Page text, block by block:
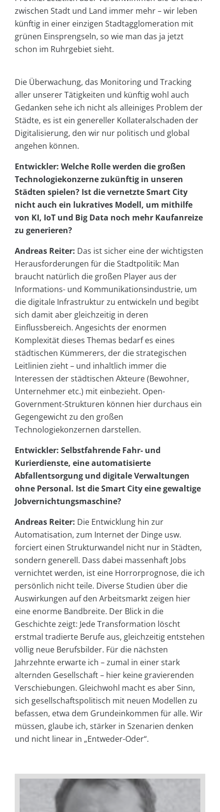
zwischen Stadt und Land immer mehr – wir leben
künftig in einer einzigen Stadtagglomeration mit
grünen Einsprengseln, so wie man das ja jetzt
schon im Ruhrgebiet sieht.
Die Überwachung, das Monitoring und Tracking
aller unserer Tätigkeiten und künftig wohl auch
Gedanken sehe ich nicht als alleiniges Problem der
Städte, es ist ein genereller Kollateralschaden der
Digitalisierung, den wir nur politisch und global
angehen können.
Entwickler: Welche Rolle werden die großen
Technologiekonzerne zukünftig in unseren
Städten spielen? Ist die vernetzte Smart City
nicht auch ein lukratives Modell, um mithilfe
von KI, IoT und Big Data noch mehr Kaufanreize
zu generieren?
Andreas Reiter: Das ist sicher eine der wichtigsten
Herausforderungen für die Stadtpolitik: Man
braucht natürlich die großen Player aus der
Informations- und Kommunikationsindustrie, um
die digitale Infrastruktur zu entwickeln und begibt
sich damit aber gleichzeitig in deren
Einflussbereich. Angesichts der enormen
Komplexität dieses Themas bedarf es eines
städtischen Kümmerers, der die strategischen
Leitlinien zieht – und inhaltlich immer die
Interessen der städtischen Akteure (Bewohner,
Unternehmer etc.) mit einbezieht. Open-
Government-Strukturen können hier durchaus ein
Gegengewicht zu den großen
Technologiekonzernen darstellen.
Entwickler: Selbstfahrende Fahr- und
Kurierdienste, eine automatisierte
Abfallentsorgung und digitale Verwaltungen
ohne Personal. Ist die Smart City eine gewaltige
Jobvernichtungsmaschine?
Andreas Reiter: Die Entwicklung hin zur
Automatisation, zum Internet der Dinge usw.
forciert einen Strukturwandel nicht nur in Städten,
sondern generell. Dass dabei massenhaft Jobs
vernichtet werden, ist eine Horrorprognose, die ich
persönlich nicht teile. Diverse Studien über die
Auswirkungen auf den Arbeitsmarkt zeigen hier
eine enorme Bandbreite. Der Blick in die
Geschichte zeigt: Jede Transformation löscht
erstmal tradierte Berufe aus, gleichzeitig entstehen
völlig neue Berufsbilder. Für die nächsten
Jahrzehnte erwarte ich – zumal in einer stark
alternden Gesellschaft – hier keine gravierenden
Verschiebungen. Gleichwohl macht es aber Sinn,
sich gesellschaftspolitisch mit neuen Modellen zu
befassen, etwa dem Grundeinkommen für alle. Wir
müssen, glaube ich, stärker in Szenarien denken
und nicht linear in „Entweder-Oder“.